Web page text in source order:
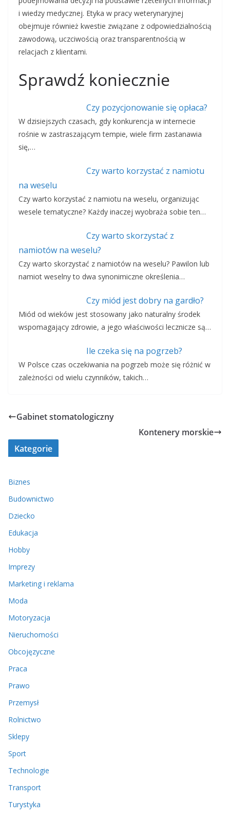
i wiedzy medycznej. Etyka w pracy weterynaryjnej
obejmuje również kwestie związane z odpowiedzialnością
zawodową, uczciwością oraz transparentnością w
relacjach z klientami.
Sprawdź koniecznie
Czy pozycjonowanie się opłaca?
W dzisiejszych czasach, gdy konkurencja w internecie
rośnie w zastraszającym tempie, wiele firm zastanawia
się,…
Czy warto korzystać z namiotu
na weselu
Czy warto korzystać z namiotu na weselu, organizując
wesele tematyczne? Każdy inaczej wyobraża sobie ten…
Czy warto skorzystać z
namiotów na weselu?
Czy warto skorzystać z namiotów na weselu? Pawilon lub
namiot weselny to dwa synonimiczne określenia…
Czy miód jest dobry na gardło?
Miód od wieków jest stosowany jako naturalny środek
wspomagający zdrowie, a jego właściwości lecznicze są…
Ile czeka się na pogrzeb?
W Polsce czas oczekiwania na pogrzeb może się różnić w
zależności od wielu czynników, takich…
Gabinet stomatologiczny
Kontenery morskie
Kategorie
Biznes
Budownictwo
Dziecko
Edukacja
Hobby
Imprezy
Marketing i reklama
Moda
Motoryzacja
Nieruchomości
Obcojęzyczne
Praca
Prawo
Przemysł
Rolnictwo
Sklepy
Sport
Technologie
Transport
Turystyka